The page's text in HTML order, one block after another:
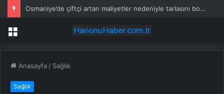
Osmaniye’de çiftçi artan maliyetler nedeniyle tarlasını boş bıraktı
Menü
Anasayfa / Sağlık
Sağlık